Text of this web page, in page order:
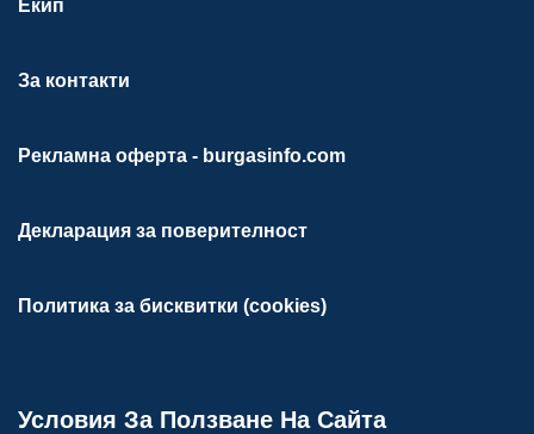
Екип
За контакти
Рекламна оферта - burgasinfo.com
Декларация за поверителност
Политика за бисквитки (cookies)
Условия За Ползване На Сайта